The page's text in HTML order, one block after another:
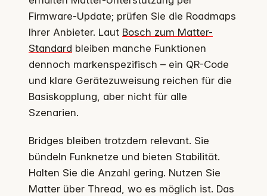
Firmware-Update; prüfen Sie die Roadmaps
Ihrer Anbieter. Laut Bosch zum Matter-
Standard bleiben manche Funktionen
dennoch markenspezifisch – ein QR-Code
und klare Gerätezuweisung reichen für die
Basiskopplung, aber nicht für alle
Szenarien.
Bridges bleiben trotzdem relevant. Sie
bündeln Funknetze und bieten Stabilität.
Halten Sie die Anzahl gering. Nutzen Sie
Matter über Thread, wo es möglich ist. Das